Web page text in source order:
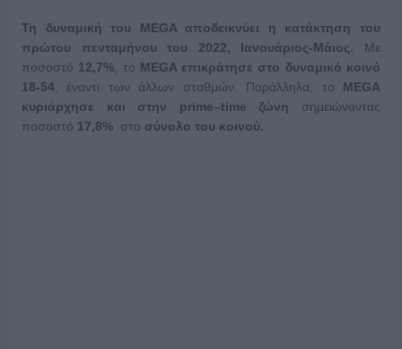
Τη δυναμική του MEGAαποδεικνύει η κατάκτηση του
πρώτου πενταμήνου του 2022, Ιανουάριος-Μάιος. Με
ποσοστό 12,7% , το MEGAεπικράτησε στο δυναμικό κοινό
18-54, έναντι των άλλων σταθμών. Παράλληλα, το MEGA
κυριάρχησε και στην prime–time ζώνη σημειώνοντας
ποσοστό 17,8%στο σύνολο του κοινού.